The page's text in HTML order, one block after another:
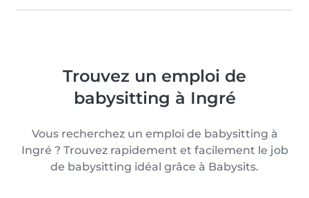
Trouvez un emploi de
babysitting à Ingré
Vous recherchez un emploi de babysitting à
Ingré ? Trouvez rapidement et facilement le job
de babysitting idéal grâce à Babysits.